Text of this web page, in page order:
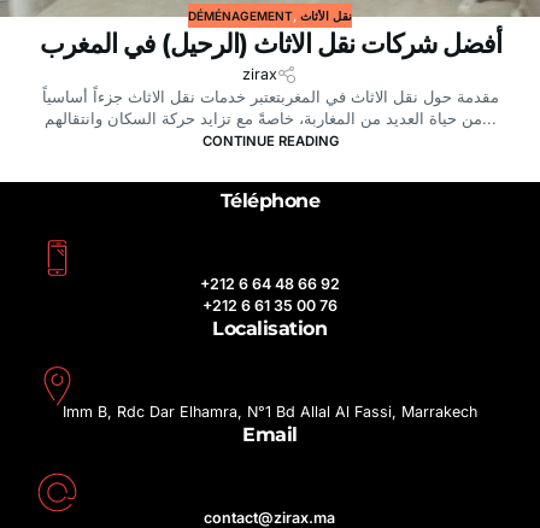
DÉMÉNAGEMENT, نقل الأثاث
أفضل شركات نقل الاثاث (الرحيل) في المغرب
zirax
مقدمة حول نقل الاثاث في المغربتعتبر خدمات نقل الاثاث جزءاً أساسياً
من حياة العديد من المغاربة، خاصةً مع تزايد حركة السكان وانتقالهم...
CONTINUE READING
Téléphone
+212 6 64 48 66 92
+212 6 61 35 00 76
Localisation
Imm B, Rdc Dar Elhamra, N°1 Bd Allal Al Fassi, Marrakech
Email
contact@zirax.ma